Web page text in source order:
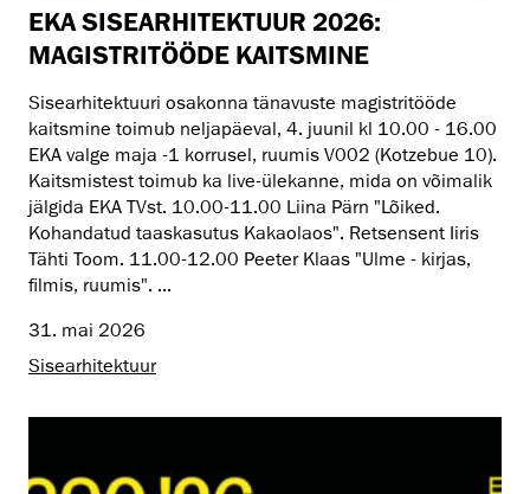
EKA SISEARHITEKTUUR 2026:
MAGISTRITÖÖDE KAITSMINE
Sisearhitektuuri osakonna tänavuste magistritööde
kaitsmine toimub neljapäeval, 4. juunil kl 10.00 - 16.00
EKA valge maja -1 korrusel, ruumis V002 (Kotzebue 10).
Kaitsmistest toimub ka live-ülekanne, mida on võimalik
jälgida EKA TVst. 10.00-11.00 Liina Pärn "Lõiked.
Kohandatud taaskasutus Kakaolaos". Retsensent Iiris
Tähti Toom. 11.00-12.00 Peeter Klaas "Ulme - kirjas,
filmis, ruumis". ...
31. mai 2026
Sisearhitektuur